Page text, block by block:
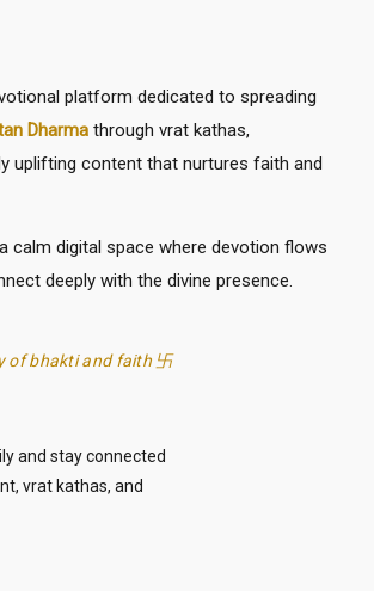
platform dedicated to spreading
Dharma through vrat kathas,
uplifting content that nurtures faith and
calm digital space where devotion flows
deeply with the divine presence.
of bhakti and faith 卐
and stay connected
vrat kathas, and